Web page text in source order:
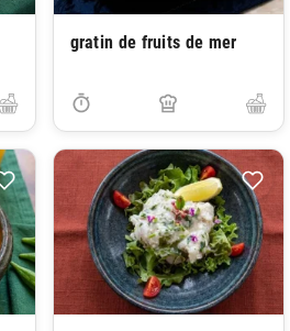
gratin de fruits de mer